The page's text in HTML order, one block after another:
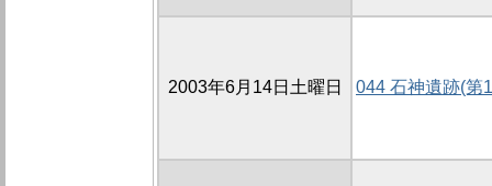
2003年6月14日土曜日 044 石神遺跡(第